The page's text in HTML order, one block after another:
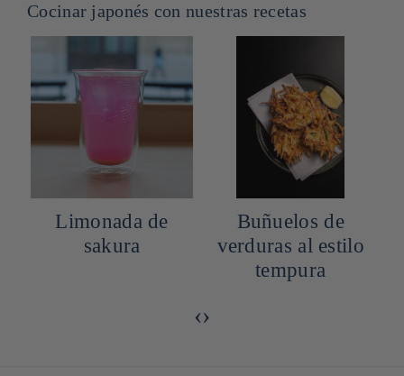
Cocinar japonés con nuestras recetas
Limonada de
sakura
Buñuelos de
verduras al estilo
tempura
‹›